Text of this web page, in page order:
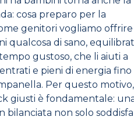
cosa preparo per la
genitori vogliamo offrire
qualcosa di sano,
gustoso, che li aiuti a
e pieni di energia fino
Per questo
giusti è fondamentale:
bilanciata non solo